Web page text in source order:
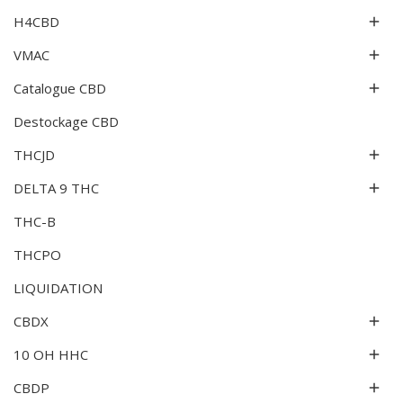
H4CBD 
VMAC 
Catalogue CBD 
Destockage CBD
THCJD

DELTA 9 THC 
THC-B
THCPO
LIQUIDATION
CBDX

10 OH HHC 
CBDP 